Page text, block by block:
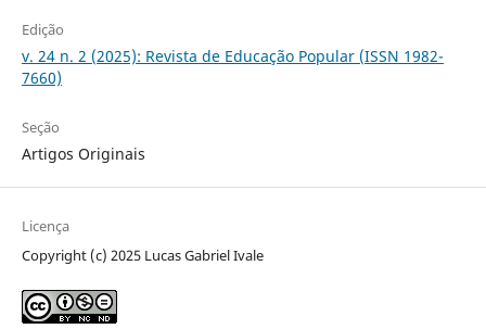
Edição
v. 24 n. 2 (2025): Revista de Educação Popular (ISSN 1982-
7660)
Seção
Artigos Originais
Licença
Copyright (c) 2025 Lucas Gabriel Ivale